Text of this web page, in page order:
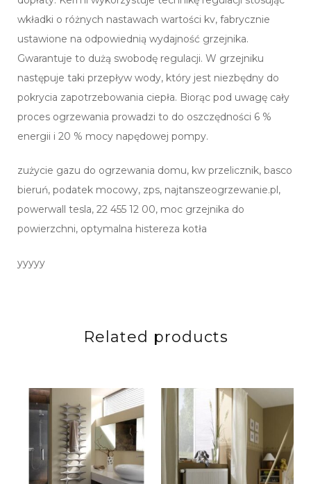
wkładki o różnych nastawach wartości kv, fabrycznie
ustawione na odpowiednią wydajność grzejnika.
Gwarantuje to dużą swobodę regulacji. W grzejniku
następuje taki przepływ wody, który jest niezbędny do
pokrycia zapotrzebowania ciepła. Biorąc pod uwagę cały
proces ogrzewania prowadzi to do oszczędności 6 %
energii i 20 % mocy napędowej pompy.
zużycie gazu do ogrzewania domu, kw przelicznik, basco
bieruń, podatek mocowy, zps, najtanszeogrzewanie.pl,
powerwall tesla, 22 455 12 00, moc grzejnika do
powierzchni, optymalna histereza kotła
yyyyy
Related products